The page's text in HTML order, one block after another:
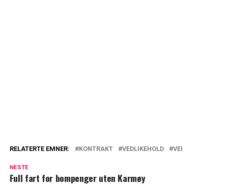
RELATERTE EMNER: KONTRAKT VEDLIKEHOLD VEI
NESTE
Full fart for bompenger uten Karmøy